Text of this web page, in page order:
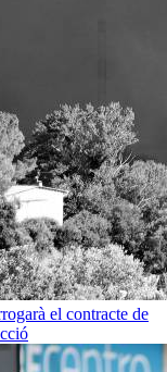
el contracte de